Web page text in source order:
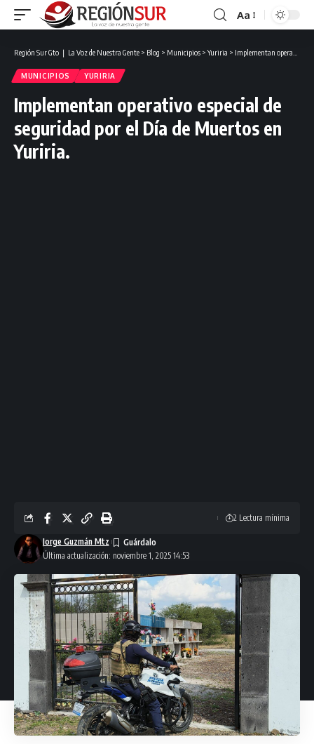
Aa
Región Sur Gto ❘ La Voz de Nuestra Gente > Blog > Municipios >Yuriria > Implementan operativo especial de seguridad por el Día de Muertos en Yuriria.
MUNICIPIOS YURIRIA
Implementan operativo especial de
seguridad por el Día de Muertos en
Yuriria.
Última actualización: noviembre 1, 2025 14:53
Jorge Guzmán Mtz
2 Lectura mínima